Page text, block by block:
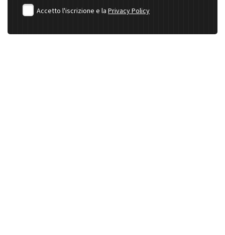
Accetto l'iscrizione e la Privacy Policy